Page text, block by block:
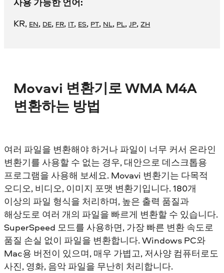
KR, EN, DE, FR, IT, ES, PT, NL, PL,JP,ZH
Movavi 변환기로 WMA M4A
변환하는 방법
여러 파일을 변환해야 하거나 파일이 너무 커서 온라인
변환기를 사용할 수 없는 경우, 대안으로 데스크톱용
프로그램을 사용해 보세요. Movavi 변환기는 다목적
오디오, 비디오, 이미지 포맷 변환기입니다. 180개
이상의 파일 형식을 처리하며, 높은 출력 품질과
해상도로 여러 개의 파일을 빠르게 변환할 수 있습니다.
SuperSpeed 모드를 사용하면, 가장 빠른 변환 속도로
품질 손실 없이 파일을 변환합니다. Windows PC와
Mac용 버전이 있으며, 매우 가볍고, 저사양 컴퓨터로도
사진, 영화, 음악 파일을 무난히 처리합니다.